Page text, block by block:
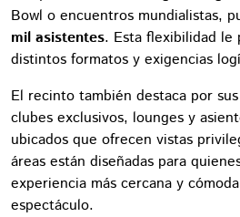
Bowl o encuentros mundialistas,
mil asistentes. Esta flexibilidad le
distintos formatos y exigencias
El recinto también destaca por
clubes exclusivos, lounges y
ubicados que ofrecen vistas
áreas están diseñadas para
experiencia más cercana y
espectáculo.